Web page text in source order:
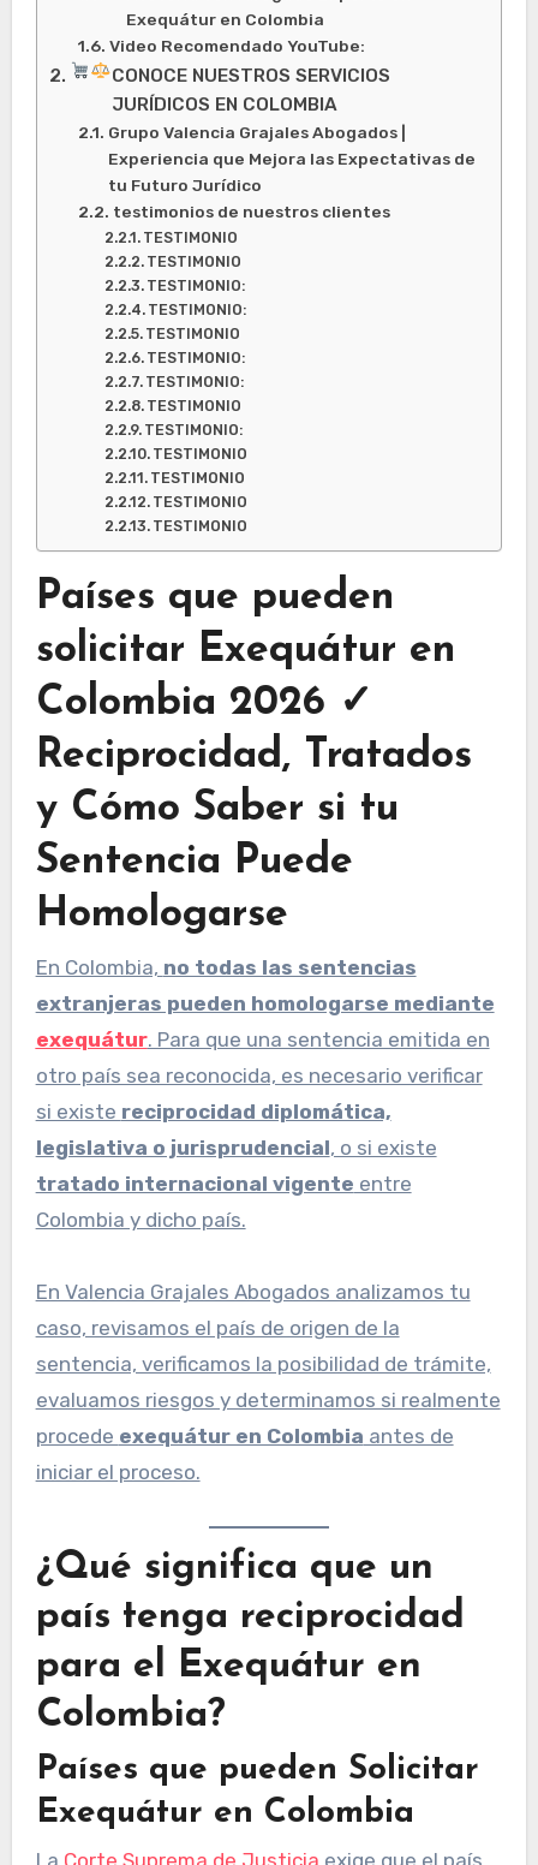
Exequátur en Colombia
Video Recomendado YouTube:
CONOCE NUESTROS SERVICIOS
JURÍDICOS EN COLOMBIA
Grupo Valencia Grajales Abogados |
Experiencia que Mejora las Expectativas de
tu Futuro Jurídico
testimonios de nuestros clientes
TESTIMONIO
TESTIMONIO
TESTIMONIO:
TESTIMONIO:
TESTIMONIO
TESTIMONIO:
TESTIMONIO:
TESTIMONIO
TESTIMONIO:
TESTIMONIO
TESTIMONIO
TESTIMONIO
TESTIMONIO
Países que pueden
solicitar Exequátur en
Colombia 2026 ✓
Reciprocidad, Tratados
y Cómo Saber si tu
Sentencia Puede
Homologarse
En Colombia, no todas las sentencias
extranjeras pueden homologarse mediante
exequátur. Para que una sentencia emitida en
otro país sea reconocida, es necesario verificar
si existe reciprocidad diplomática,
legislativa o jurisprudencial, o si existe
tratado internacional vigente entre
Colombia y dicho país.
En Valencia Grajales Abogados analizamos tu
caso, revisamos el país de origen de la
sentencia, verificamos la posibilidad de trámite,
evaluamos riesgos y determinamos si realmente
procede exequátur en Colombia antes de
iniciar el proceso.
¿Qué significa que un
país tenga reciprocidad
para el Exequátur en
Colombia?
Países que pueden Solicitar
Exequátur en Colombia